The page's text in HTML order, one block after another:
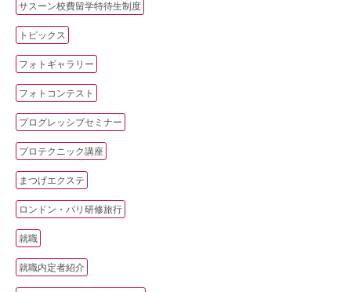
サスーン校費留学特待生制度
トピックス
フォトギャラリー
フォトコンテスト
プログレッシブセミナー
プロテクニック講座
まつげエクステ
ロンドン・パリ研修旅行
就職
就職内定者紹介